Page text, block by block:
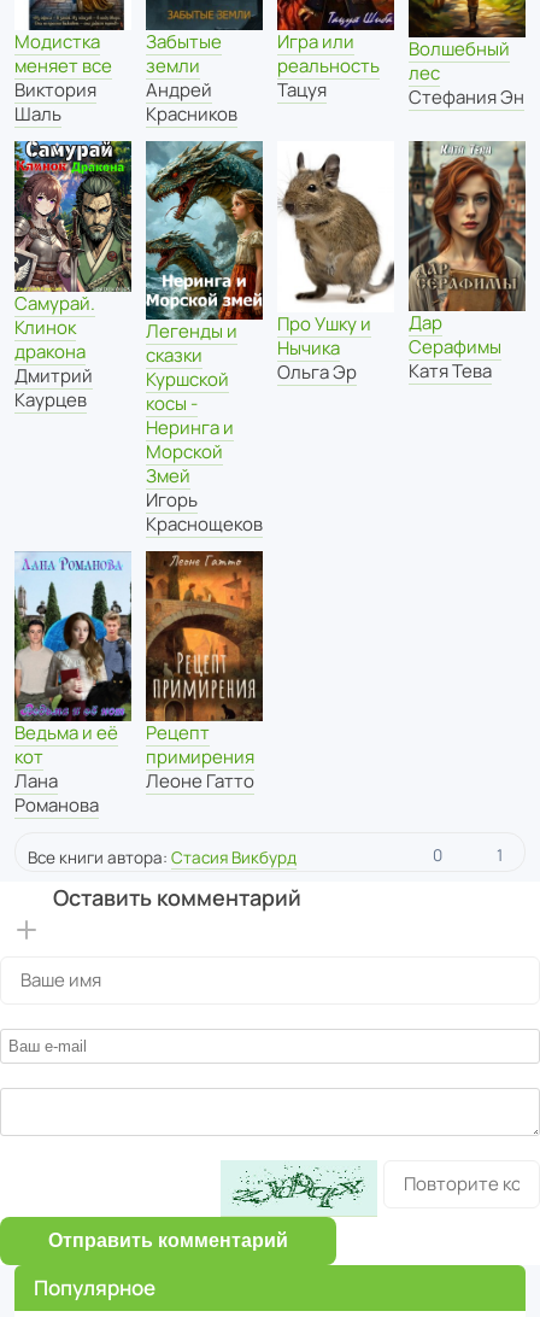
Модистка
меняет все
Виктория
Шаль
Забытые
земли
Андрей
Красников
Игра или
реальность
Тацуя
Волшебный
лес
Стефания Эн
Самурай.
Клинок
дракона
Дмитрий
Каурцев
Легенды и
сказки
Куршской
косы -
Неринга и
Морской
Змей
Игорь
Краснощеков
Про Ушку и
Нычика
Ольга Эр
Дар
Серафимы
Катя Тева
Ведьма и её
кот
Лана
Романова
Рецепт
примирения
Леоне Гатто
Все книги автора: Стасия Викбурд 0 1
Оставить комментарий
Отправить комментарий
Популярное